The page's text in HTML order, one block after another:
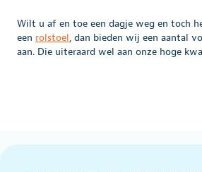
Wilt u af en toe een dagje weg en toch
een rolstoel, dan bieden wij een aantal
aan. Die uiteraard wel aan onze hoge